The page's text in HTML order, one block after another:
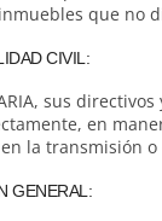
que no
CIVIL:
sus
en
la transmisión
GENERAL: